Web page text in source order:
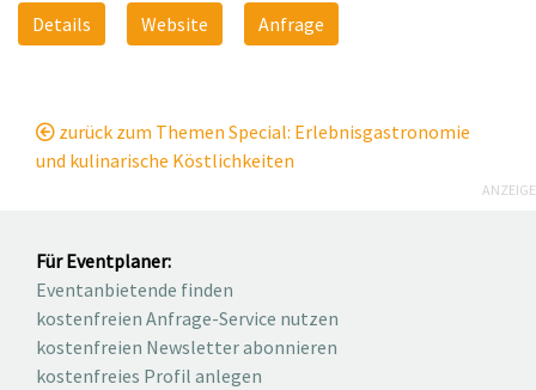
Details
Website Anfrage
zurück zum Themen Special: Erlebnisgastronomie
und kulinarische Köstlichkeiten
ANZEIGE
Für Eventplaner:
Eventanbietende finden
kostenfreien Anfrage-Service nutzen
kostenfreien Newsletter abonnieren
kostenfreies Profil anlegen